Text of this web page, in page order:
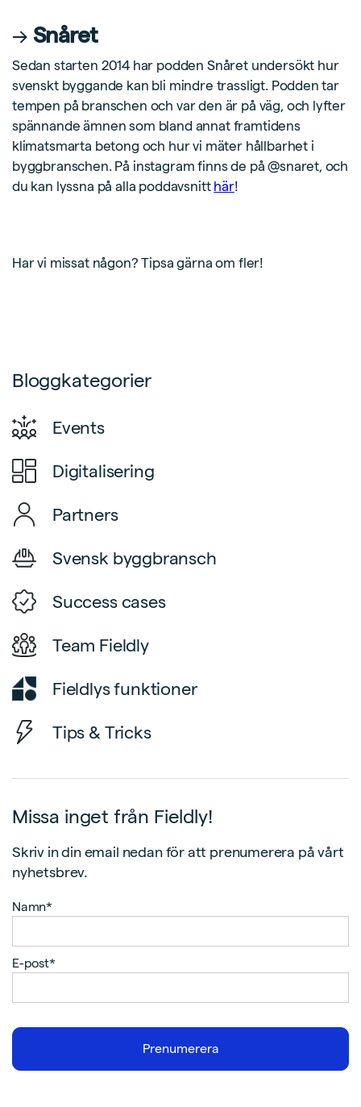
→ Snåret
Sedan starten 2014 har podden Snåret undersökt hur
svenskt byggande kan bli mindre trassligt. Podden tar
tempen på branschen och var den är på väg, och lyfter
spännande ämnen som bland annat framtidens
klimatsmarta betong och hur vi mäter hållbarhet i
byggbranschen. På instagram finns de på @snaret, och
du kan lyssna på alla poddavsnitt här!
Har vi missat någon? Tipsa gärna om fler!
Bloggkategorier
Events
Digitalisering
Partners
Svensk byggbransch
Success cases
Team Fieldly
Fieldlys funktioner
Tips & Tricks
Missa inget från Fieldly!
Skriv in din email nedan för att prenumerera på vårt
nyhetsbrev.
Namn*
E-post*